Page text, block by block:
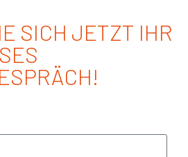
SICH JETZT IHR